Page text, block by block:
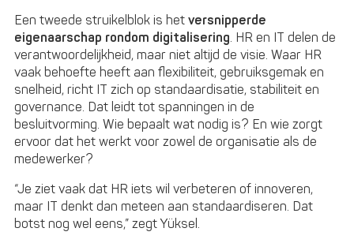
Een tweede struikelblok is hetversnipperde
eigenaarschap rondom digitalisering. HR en IT delen de
verantwoordelijkheid, maar niet altijd de visie. Waar HR
vaak behoefte heeft aan flexibiliteit, gebruiksgemak en
snelheid, richt IT zich op standaardisatie, stabiliteit en
governance. Dat leidt tot spanningen in de
besluitvorming. Wie bepaalt wat nodig is? En wie zorgt
ervoor dat het werkt voor zowel de organisatie als de
medewerker?
“Je ziet vaak dat HR iets wil verbeteren of innoveren,
maar IT denkt dan meteen aan standaardiseren. Dat
botst nog wel eens,” zegt Yüksel.